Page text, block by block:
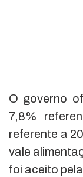
O governo
7,8%
referente a
vale
foi aceito